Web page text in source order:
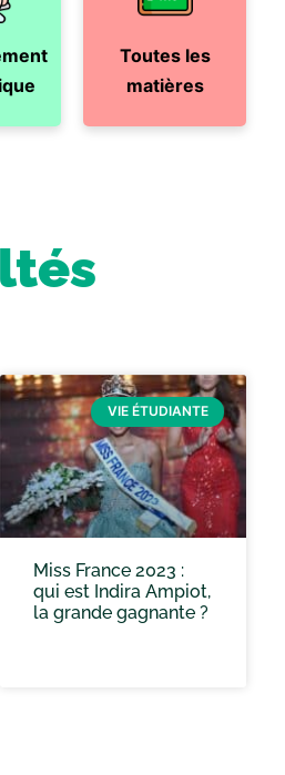
Toutes les
matières
VIE ÉTUDIANTE
Miss France 2023 :
qui est Indira Ampiot,
la grande gagnante ?